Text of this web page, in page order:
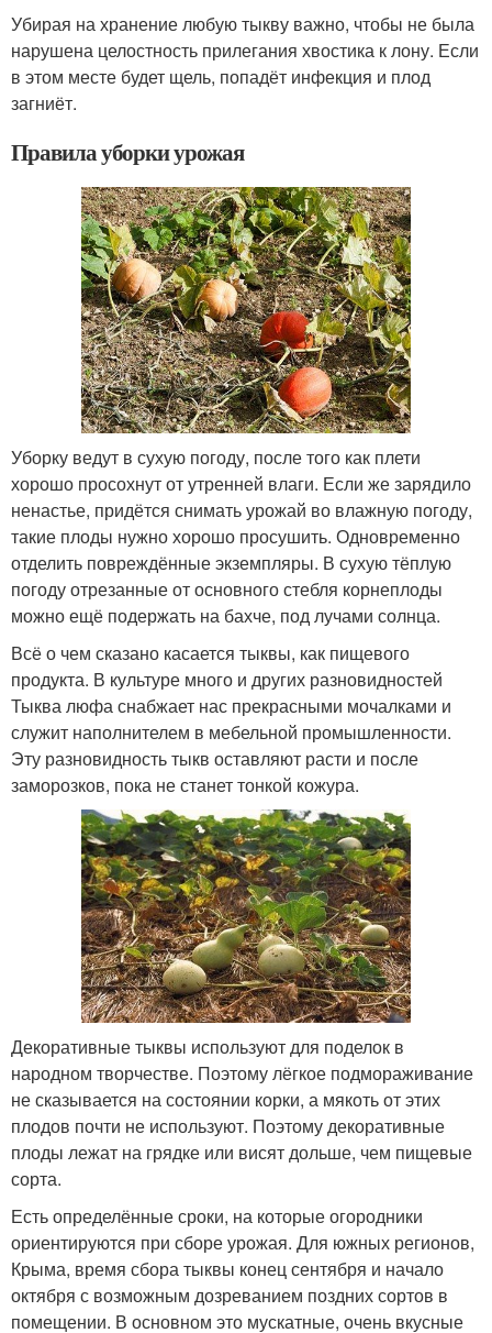
Убирая на хранение любую тыкву важно, чтобы не была
нарушена целостность прилегания хвостика к лону. Если
в этом месте будет щель, попадёт инфекция и плод
загниёт.
Правила уборки урожая
Уборку ведут в сухую погоду, после того как плети
хорошо просохнут от утренней влаги. Если же зарядило
ненастье, придётся снимать урожай во влажную погоду,
такие плоды нужно хорошо просушить. Одновременно
отделить повреждённые экземпляры. В сухую тёплую
погоду отрезанные от основного стебля корнеплоды
можно ещё подержать на бахче, под лучами солнца.
Всё о чем сказано касается тыквы, как пищевого
продукта. В культуре много и других разновидностей
Тыква люфа снабжает нас прекрасными мочалками и
служит наполнителем в мебельной промышленности.
Эту разновидность тыкв оставляют расти и после
заморозков, пока не станет тонкой кожура.
Декоративные тыквы используют для поделок в
народном творчестве. Поэтому лёгкое подмораживание
не сказывается на состоянии корки, а мякоть от этих
плодов почти не используют. Поэтому декоративные
плоды лежат на грядке или висят дольше, чем пищевые
сорта.
Есть определённые сроки, на которые огородники
ориентируются при сборе урожая. Для южных регионов,
Крыма, время сбора тыквы конец сентября и начало
октября с возможным дозреванием поздних сортов в
помещении. В основном это мускатные, очень вкусные